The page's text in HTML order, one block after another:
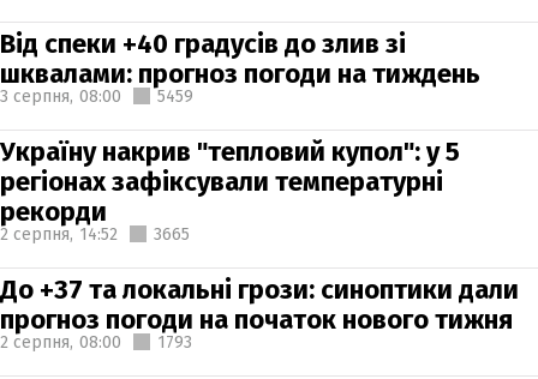
Від спеки +40 градусів до злив зі
шквалами: прогноз погоди на тиждень
3 серпня, 08:00 5459
Україну накрив "тепловий купол": у 5
регіонах зафіксували температурні
рекорди
2 серпня, 14:52 3665
До +37 та локальні грози: синоптики дали
прогноз погоди на початок нового тижня
2 серпня, 08:00 1793